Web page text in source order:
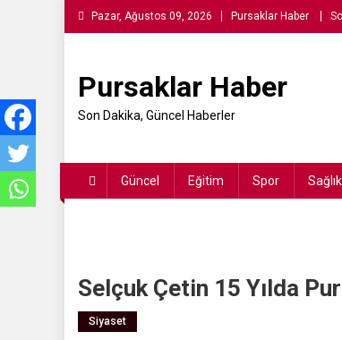
Skip
to
Pazar, Ağustos 09, 2026 Pursaklar Haber
Pursaklar Haber
Son Dakika, Güncel Haberler
Güncel Eğitim Spor Sağlık
Selçuk Çetin 15 Yılda
Siyaset